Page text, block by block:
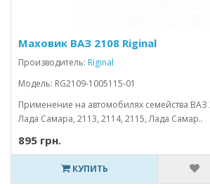
Маховик ВАЗ 2108 Riginal
Производитель: Riginal
Модель: RG2109-1005115-01
Применение на автомобилях семейства ВАЗ
Лада Самара, 2113, 2114, 2115, Лада Самар..
895 грн.
КУПИТЬ